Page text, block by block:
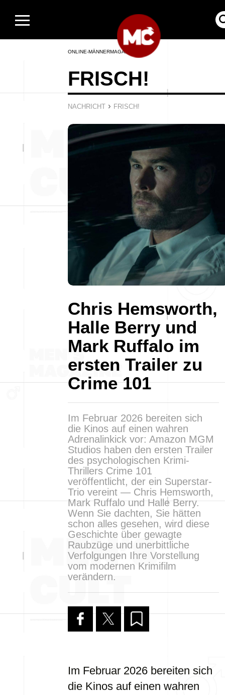
ONLINE-MÄNNERMAGAZIN
FRISCH!
NACHRICHT › FRISCH!
Chris Hemsworth,
Halle Berry und
Mark Ruffalo im
ersten Trailer zu
Crime 101
Im Februar 2026 bereiten sich
die Kinos auf einen wahren
Adrenalinkick vor: Amazon MGM
Studios haben den ersten Trailer
des psychologischen Krimi-
Thrillers Crime 101
veröffentlicht, der ein Superstar-
Trio vereint — Chris Hemsworth,
Mark Ruffalo und Halle Berry.
Wenn Sie dachten, Sie hätten
schon alles gesehen, wird diese
Geschichte über gewagte
Raubzüge und unerbittliche
Verfolgungen Ihre Vorstellung
vom modernen Krimifilm
verändern.
Im Februar 2026 bereiten sich
die Kinos auf einen wahren